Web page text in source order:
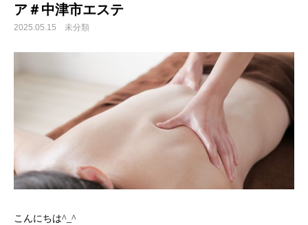
ア＃中津市エステ
2025.05.15 未分類
こんにちは^_^